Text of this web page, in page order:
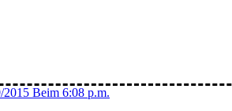
2015 Beim 6:08 p.m.